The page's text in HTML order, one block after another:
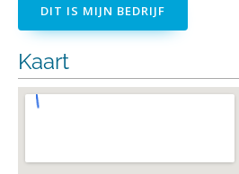
DIT IS MIJN BEDRIJF
Kaart